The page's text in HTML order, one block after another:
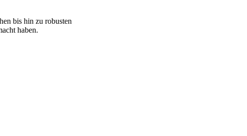
bis hin zu robusten
haben.